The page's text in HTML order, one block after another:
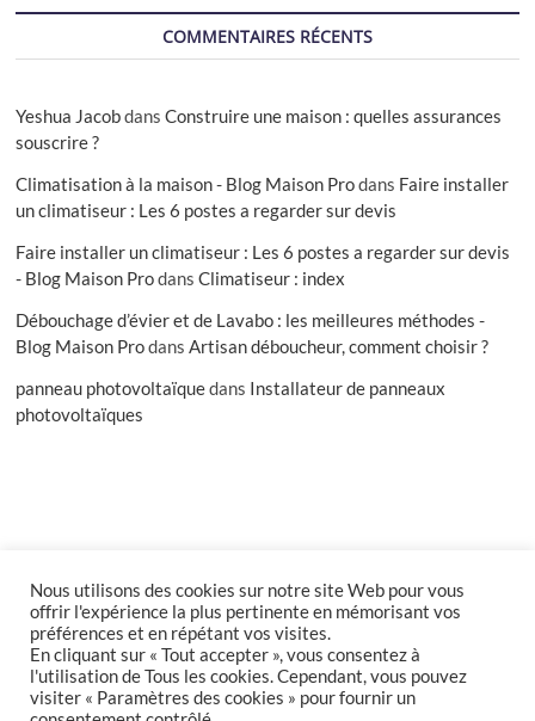
COMMENTAIRES RÉCENTS
Yeshua JacobdansConstruire une maison : quelles assurances
souscrire ?
Climatisation à la maison - Blog Maison Prodans Faire installer
un climatiseur : Les 6 postes a regarder sur devis
Faire installer un climatiseur : Les 6 postes a regarder sur devis
- Blog Maison ProdansClimatiseur : index
Débouchage d’évier et de Lavabo : les meilleures méthodes -
Blog Maison ProdansArtisan déboucheur, comment choisir ?
panneau photovoltaïquedans Installateur de panneaux
photovoltaïques
facebook
Accueil Inscription Connexion
Compte
Publier un article
Politique de confidentialité
Nous utilisons des cookies sur notre site Web pour vous
offrir l'expérience la plus pertinente en mémorisant vos
préférences et en répétant vos visites.
En cliquant sur « Tout accepter », vous consentez à
l'utilisation de Tous les cookies. Cependant, vous pouvez
visiter « Paramètres des cookies » pour fournir un